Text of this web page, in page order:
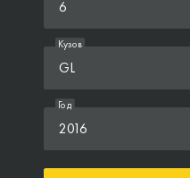
6
GL
Кузов
2016
Год